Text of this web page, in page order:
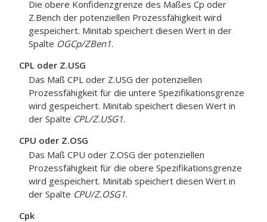
Die obere Konfidenzgrenze des Maßes Cp oder
Z.Bench der potenziellen Prozessfähigkeit wird
gespeichert. Minitab speichert diesen Wert in der
Spalte OGCp/ZBen1.
CPL oder Z.USG
Das Maß CPL oder Z.USG der potenziellen
Prozessfähigkeit für die untere Spezifikationsgrenze
wird gespeichert. Minitab speichert diesen Wert in
der Spalte CPL/Z.USG1.
CPU oder Z.OSG
Das Maß CPU oder Z.OSG der potenziellen
Prozessfähigkeit für die obere Spezifikationsgrenze
wird gespeichert. Minitab speichert diesen Wert in
der Spalte CPU/Z.OSG1.
Cpk